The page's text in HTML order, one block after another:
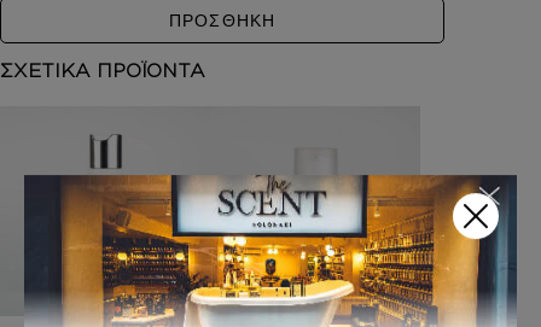
ΠΡΟΣΘΗΚΗ
ΣΧΕΤΙΚΑ ΠΡΟΪΟΝΤΑ